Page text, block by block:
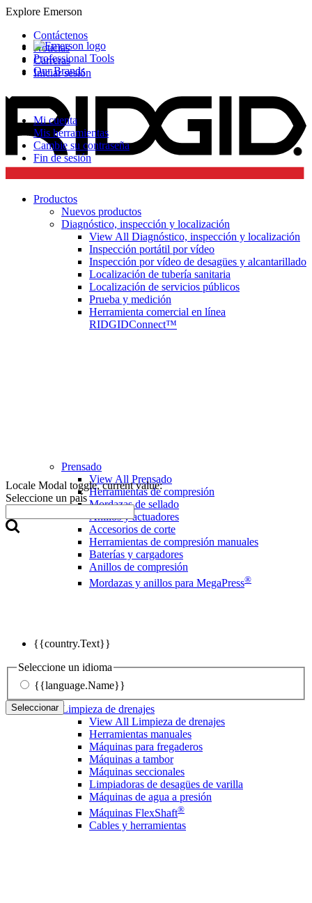
Explore Emerson
Professional Tools
Our Brands
Contáctenos
Noticias
Carreras
Iniciar sesión
Mi cuenta
Mis herramientas
Cambie su contraseña
Fin de sesión
Locale Modal toggle, current value:
Seleccione un país
{{country.Text}}
Seleccione un idioma
{{language.Name}}
Seleccionar
Productos
Nuevos productos
Diagnóstico, inspección y localización
View All Diagnóstico, inspección y localización
Inspección portátil por vídeo
Inspección por vídeo de desagües y alcantarillado
Localización de tubería sanitaria
Localización de servicios públicos
Prueba y medición
Herramienta comercial en línea
RIDGIDConnect™
Prensado
View All Prensado
Herramientas de compresión
Mordazas de sellado
Anillos y actuadores
Accesorios de corte
Herramientas de compresión manuales
Baterías y cargadores
Anillos de compresión
Mordazas y anillos para MegaPress®
Limpieza de drenajes
View All Limpieza de drenajes
Herramientas manuales
Máquinas para fregaderos
Máquinas a tambor
Máquinas seccionales
Limpiadoras de desagües de varilla
Máquinas de agua a presión
Máquinas FlexShaft®
Cables y herramientas